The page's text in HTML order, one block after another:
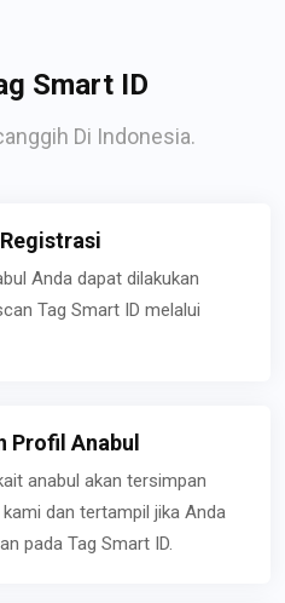
Smart ID
Di Indonesia.
Anda dapat dilakukan
Tag Smart ID melalui
Profil Anabul
anabul akan tersimpan
dan tertampil jika Anda
pada Tag Smart ID.